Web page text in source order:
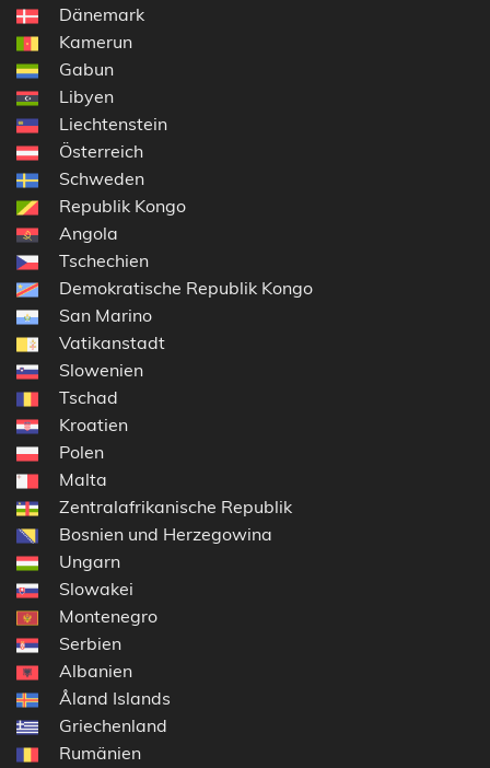
Dänemark
Kamerun
Gabun
Libyen
Liechtenstein
Österreich
Schweden
Republik Kongo
Angola
Tschechien
Demokratische Republik Kongo
San Marino
Vatikanstadt
Slowenien
Tschad
Kroatien
Polen
Malta
Zentralafrikanische Republik
Bosnien und Herzegowina
Ungarn
Slowakei
Montenegro
Serbien
Albanien
Åland Islands
Griechenland
Rumänien